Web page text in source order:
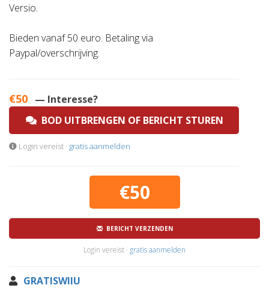
Versio.
Bieden vanaf 50 euro. Betaling via
Paypal/overschrijving.
€50 — Interesse?
BOD UITBRENGEN OF BERICHT STUREN
Login vereist · gratis aanmelden
€50
BERICHT VERZENDEN
Login vereist · gratis aanmelden
GRATISWIIU